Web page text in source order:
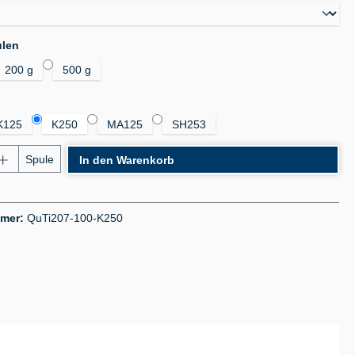
200 g 500 g
K250 MA125 SH253
Gib den gewünschten Wert ein oder
Spule In den Warenkorb
QuTi207-100-K250